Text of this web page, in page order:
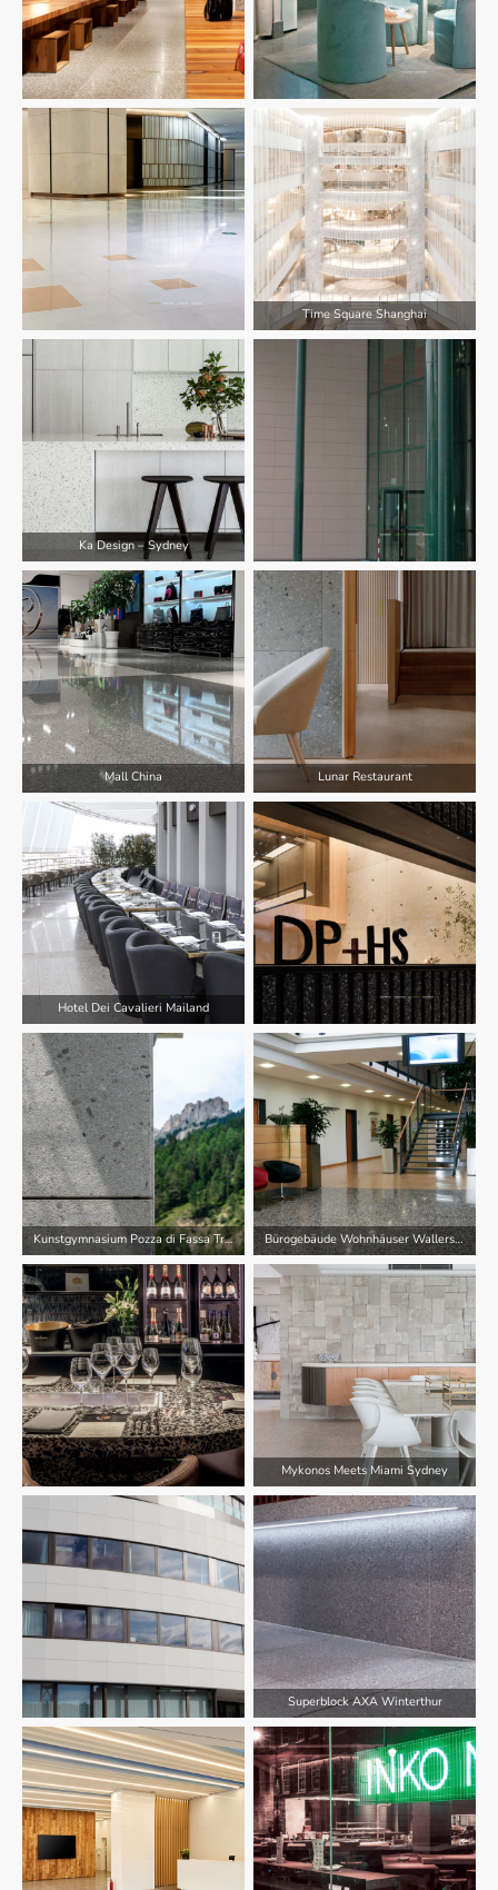
Time Square Shanghai
Ka Design – Sydney
Mall China Lunar Restaurant
Hotel Dei Cavalieri Mailand
Kunstgymnasium Pozza di Fassa Trento Bürogebäude Wohnhäuser Wallerstein
Mykonos Meets Miami Sydney
Superblock AXA Winterthur